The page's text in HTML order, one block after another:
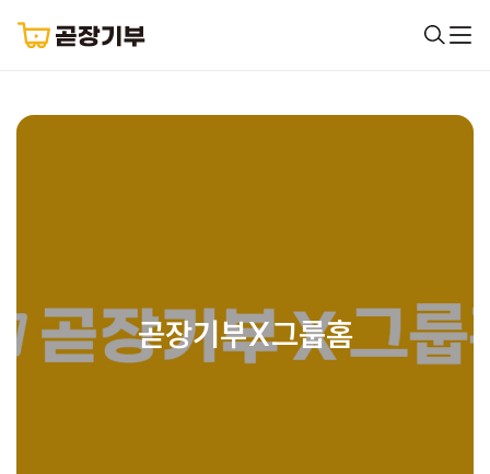
곧장기부X그룹홈